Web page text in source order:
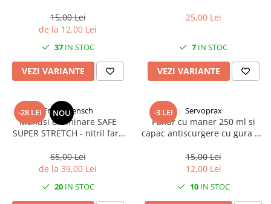
15,00 Lei
de la 12,00 Lei
37IN STOC
VEZI VARIANTE
25,00 Lei
7 IN STOC
VEZI VARIANTE
-28 LEI NOU
Franz Mensch
Manusi examinare SAFE
SUPER STRETCH - nitril fara
65,00 Lei
de la 39,00 Lei
20IN STOC
-3 LEI Servoprax
Pahar cu maner 250 ml si
capac antiscurgere cu gura de
transparent
15,00 Lei
12,00 Lei
10IN STOC